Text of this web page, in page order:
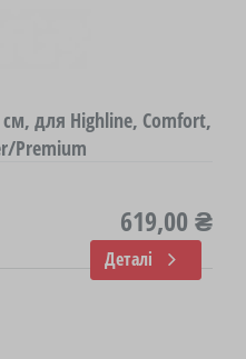
см, для Highline, Comfort,
Premium
619,00 ₴
Деталі